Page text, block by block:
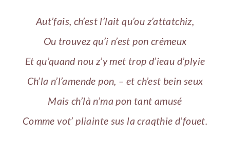
Aut’fais, ch’est l’lait qu’ou z’attatchiz,
Ou trouvez qu’i n’est pon crémeux
Et qu’quand nou z’y met trop d’ieau d’plyie
Ch’la n’l’amende pon, – et ch’est bein seux
Mais ch’là n’ma pon tant amusé
Comme vot’ pliainte sus la craqthie d’fouet.